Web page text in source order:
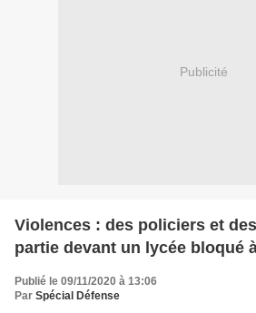
Publicité
Violences : des policiers et
partie devant un lycée bloqué
Publié le 09/11/2020 à 13:06
Par Spécial Défense